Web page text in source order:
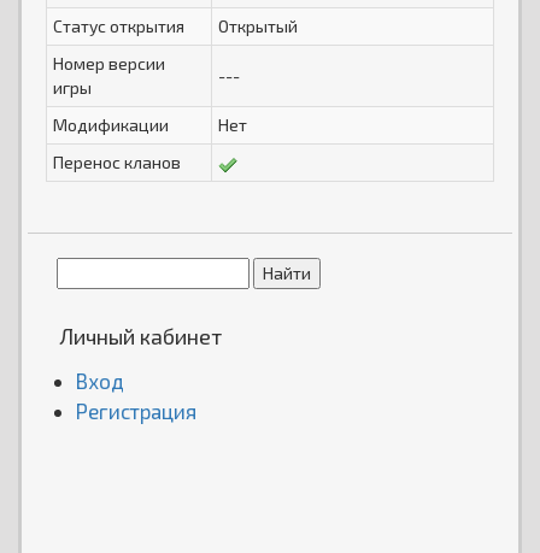
Статус открытия
Открытый
Номер версии
игры
---
Модификации
Нет
Перенос кланов
Личный кабинет
Вход
Регистрация